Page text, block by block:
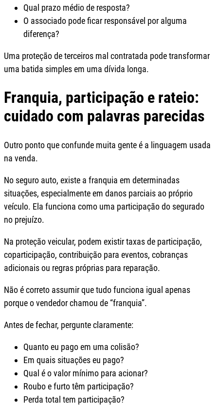
Qual prazo médio de resposta?
O associado pode ficar responsável por alguma
diferença?
Uma proteção de terceiros mal contratada pode transformar
uma batida simples em uma dívida longa.
Franquia, participação e rateio:
cuidado com palavras parecidas
Outro ponto que confunde muita gente é a linguagem usada
na venda.
No seguro auto, existe a franquia em determinadas
situações, especialmente em danos parciais ao próprio
veículo. Ela funciona como uma participação do segurado
no prejuízo.
Na proteção veicular, podem existir taxas de participação,
coparticipação, contribuição para eventos, cobranças
adicionais ou regras próprias para reparação.
Não é correto assumir que tudo funciona igual apenas
porque o vendedor chamou de “franquia”.
Antes de fechar, pergunte claramente:
Quanto eu pago em uma colisão?
Em quais situações eu pago?
Qual é o valor mínimo para acionar?
Roubo e furto têm participação?
Perda total tem participação?